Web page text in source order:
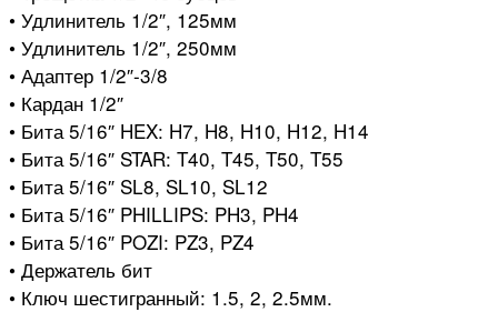
• Удлинитель 1/2″, 125мм
• Удлинитель 1/2″, 250мм
• Адаптер 1/2″-3/8
• Кардан 1/2″
• Бита 5/16″ HEX: H7, H8, H10, H12, H14
• Бита 5/16″ STAR: T40, T45, T50, T55
• Бита 5/16″ SL8, SL10, SL12
• Бита 5/16″ PHILLIPS: PH3, PH4
• Бита 5/16″ POZI: PZ3, PZ4
• Держатель бит
• Ключ шестигранный: 1.5, 2, 2.5мм.